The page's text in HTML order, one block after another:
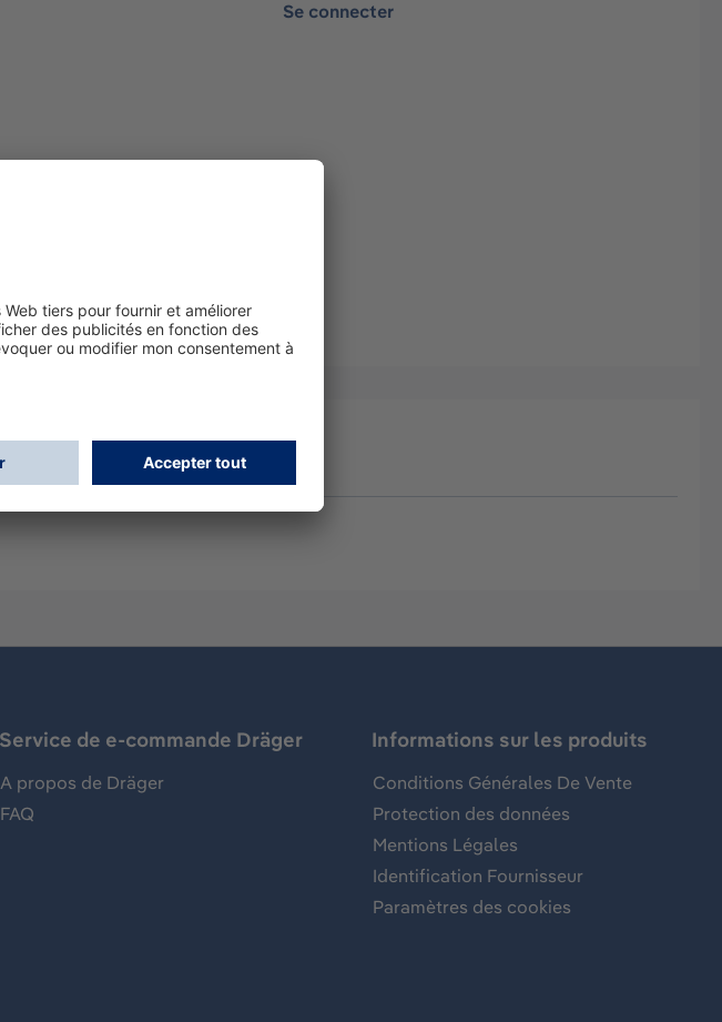
Se connecter
Service de e-commande Dräger
A propos de Dräger
FAQ
Informations sur les produits
Conditions Générales De Vente
Protection des données
Mentions Légales
Identification Fournisseur
Paramètres des cookies